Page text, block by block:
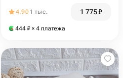
4.90 1 тыс. 1 775₽
444 ₽ × 4 платежа